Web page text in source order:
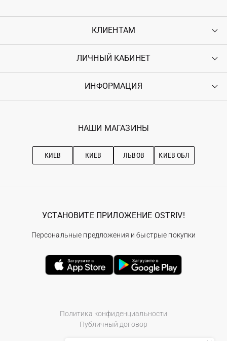
КЛИЕНТАМ
Контакты
Возврат
Гарантия
ЛИЧНЫЙ КАБИНЕТ
Войти
Ostriv Club+
ИНФОРМАЦИЯ
Наши магазини
Рекомендации по уходу
НАШИ МАГАЗИНЫ
КИЕВ КИЕВ ЛЬВОВ КИЕВ ОБЛ
Политика конфиденциальности
Публичный договор
УСТАНОВИТЕ ПРИЛОЖЕНИЕ OSTRIV!
Персональные предложения и быстрые покупки